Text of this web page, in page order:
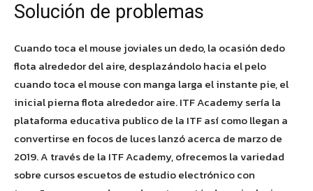
Solución de problemas
Cuando toca el mouse joviales un dedo, la ocasión dedo
flota alrededor del aire, desplazándolo hacia el pelo
cuando toca el mouse con manga larga el instante pie, el
inicial pierna flota alrededor aire. ITF Academy serí­a la
plataforma educativa publico de la ITF así­ como llegan a
convertirse en focos de luces lanzó acerca de marzo de
2019. A través de la ITF Academy, ofrecemos la variedad
sobre cursos escuetos de estudio electrónico con